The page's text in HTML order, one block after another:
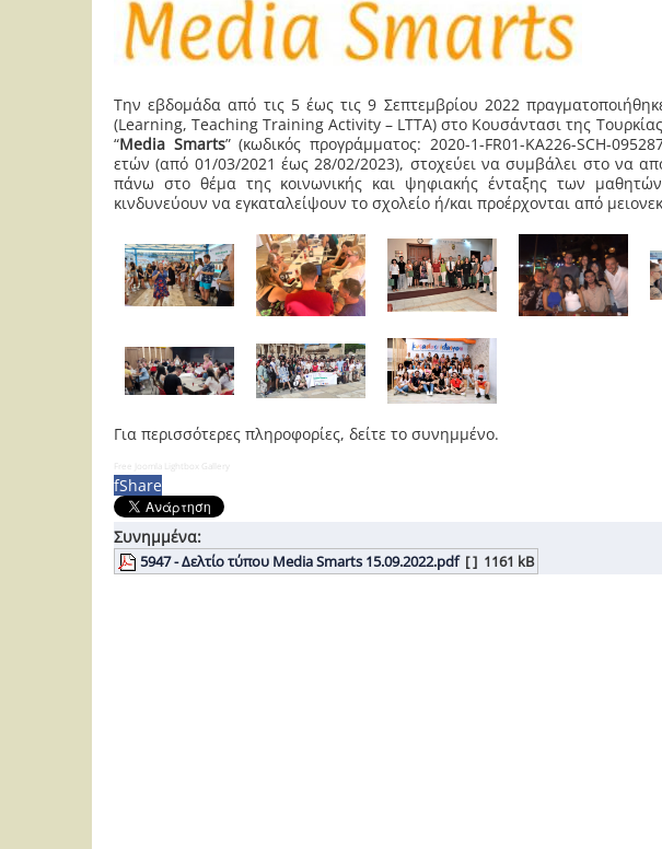
Την εβδομάδα από τις 5 έως τις 9 Σεπτεμβρίου 2022
(Learning, Teaching Training Activity – LTTA) στο Κουσάντασι της
“Media Smarts” (κωδικός προγράμματος: 2020-1-FR01-KA226-SCH-
ετών (από 01/03/2021 έως 28/02/2023), στοχεύει να συμβάλει στο να
πάνω στο θέμα της κοινωνικής και ψηφιακής ένταξης των
κινδυνεύουν να εγκαταλείψουν το σχολείο ή/και προέρχονται από
Για περισσότερες πληροφορίες, δείτε το συνημμένο.
Free Joomla Lightbox Gallery
fShare
Συνημμένα:
5947 - Δελτίο τύπου Media Smarts 15.09.2022.pdf [ ] 1161 kB